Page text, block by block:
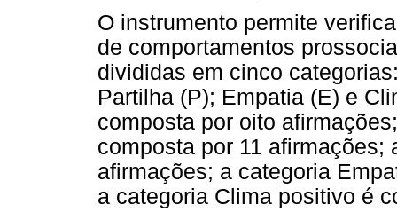
O instrumento permite
de comportamentos
divididas em cinco
Partilha (P); Empatia (E) e
composta por oito
composta por 11
afirmações; a categoria
a categoria Clima positivo é